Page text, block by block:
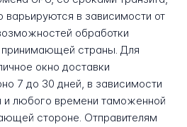
в зависимости от
обработки
принимающей страны. Для
окно доставки
7 до 30 дней, в зависимости
и любого времени таможенной
стороне. Отправителям